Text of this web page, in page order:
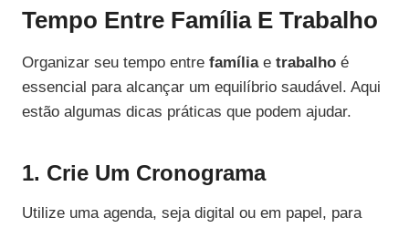
Tempo Entre Família E Trabalho
Organizar seu tempo entre famíliae trabalho é
essencial para alcançar um equilíbrio saudável. Aqui
estão algumas dicas práticas que podem ajudar.
1. Crie Um Cronograma
Utilize uma agenda, seja digital ou em papel, para